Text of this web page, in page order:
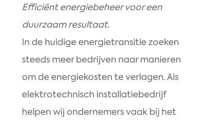
Efficiënt energiebeheer voor een
duurzaam resultaat.
In de huidige energietransitie zoeken
steeds meer bedrijven naar manieren
om de energiekosten te verlagen. Als
elektrotechnisch installatiebedrijf
helpen wij ondernemers vaak bij het